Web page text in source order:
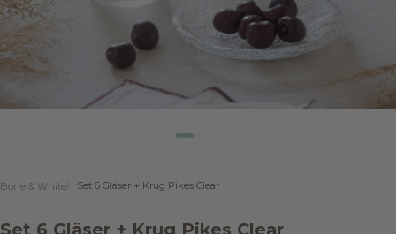
Gehe zu Element 1
Gehe zu Element 2
Bone & White Set 6 Gläser + Krug Pikes Clear
Set 6 Gläser + Krug Pikes Clear